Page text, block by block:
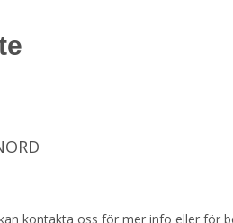
kontakta oss för mer info eller för